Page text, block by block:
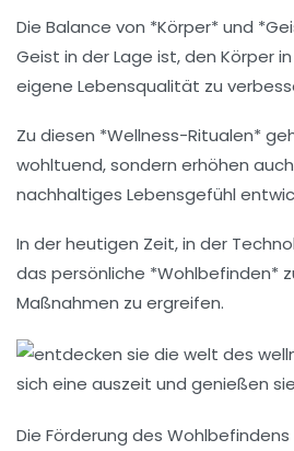
Die Balance von *Körper* und
Geist in der Lage ist, den Körper
eigene Lebensqualität zu
Zu diesen *Wellness-Ritualen*
wohltuend, sondern erhöhen
nachhaltiges Lebensgefühl
In der heutigen Zeit, in der
das persönliche *Wohlbefinden*
Maßnahmen zu ergreifen.
Die Förderung des Wohlbefindens